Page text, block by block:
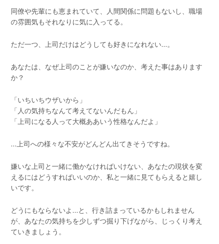
同僚や先輩にも恵まれていて、人間関係に問題もないし、職場
の雰囲気もそれなりに気に入ってる。
ただ一つ、上司だけはどうしても好きになれない...。
あなたは、なぜ上司のことが嫌いなのか、考えた事はあります
か？
「いちいちウザいから」
「人の気持ちなんて考えてないんだもん」
「上司になる人って大概ああいう性格なんだよ」
...上司への様々な不安がどんどん出てきそうですね。
嫌いな上司と一緒に働かなければいけない、あなたの現状を変
えるにはどうすればいいのか、私と一緒に見てもらえると嬉し
いです。
どうにもならないよ...と、行き詰まっているかもしれません
が、あなたの気持ちを少しずつ掘り下げながら、じっくり考え
ていきましょう。